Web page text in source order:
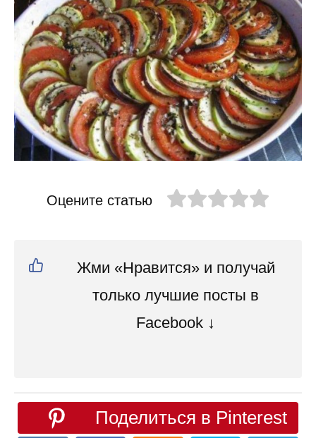
Оцените статью
Жми «Нравится» и получай
только лучшие посты в
Facebook ↓
Поделиться в Pinterest